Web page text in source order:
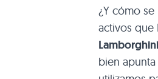
¿Y cómo
activos que
bien